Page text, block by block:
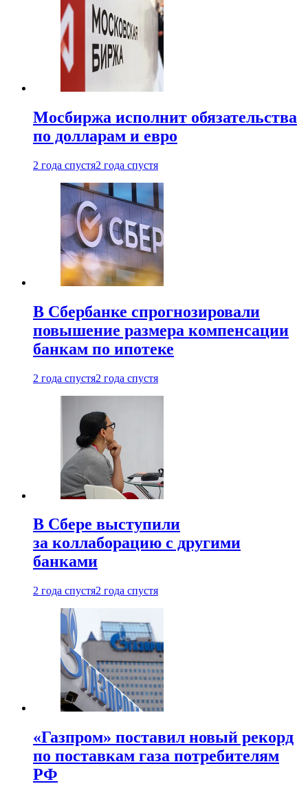
Мосбиржа исполнит обязательства
по долларам и евро
2 года спустя2 года спустя
В Сбербанке спрогнозировали
повышение размера компенсации
банкам по ипотеке
2 года спустя2 года спустя
В Сбере выступили
за коллаборацию с другими
банками
2 года спустя2 года спустя
«Газпром» поставил новый рекорд
по поставкам газа потребителям
РФ